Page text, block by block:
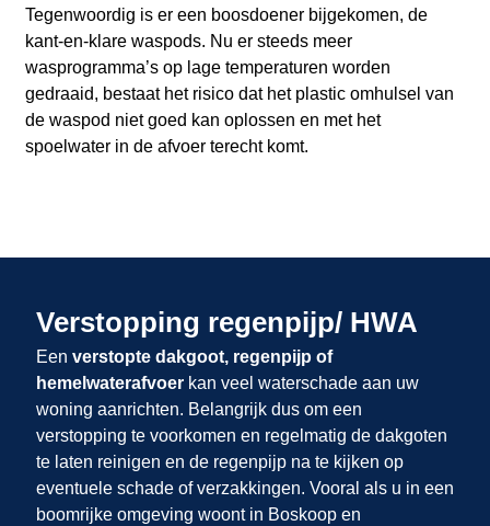
Tegenwoordig is er een boosdoener bijgekomen, de
kant-en-klare waspods. Nu er steeds meer
wasprogramma’s op lage temperaturen worden
gedraaid, bestaat het risico dat het plastic omhulsel van
de waspod niet goed kan oplossen en met het
spoelwater in de afvoer terecht komt.
Verstopping regenpijp/ HWA
Een verstopte dakgoot, regenpijp of
hemelwaterafvoerkan veel waterschade aan uw
woning aanrichten. Belangrijk dus om een
verstopping te voorkomen en regelmatig de dakgoten
te laten reinigen en de regenpijp na te kijken op
eventuele schade of verzakkingen. Vooral als u in een
boomrijke omgeving woont in Boskoop en